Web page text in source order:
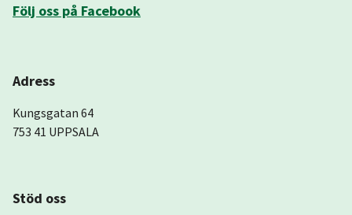
Följ oss på Facebook
Adress
Kungsgatan 64
753 41 UPPSALA
Stöd oss